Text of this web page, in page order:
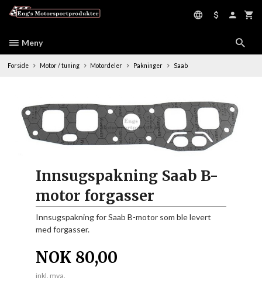
Meny
Forside Motor / tuning Motordeler Pakninger Saab
Innsugspakning Saab B-
motor forgasser
Innsugspakning for Saab B-motor som ble levert
med forgasser.
NOK 80,00
inkl. mva.